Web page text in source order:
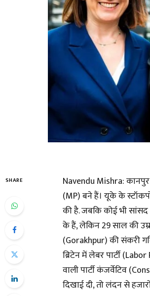
SHARE
Navendu Mishra: कानपुर
(MP) बने हैं। यूके के
की है. जबकि कोई भी
के हैं, लेकिन 29 साल की
(Gorakhpur) की संकरी
ब्रिटेन में लेबर पार्टी
वाली पार्टी कंजर्वेटिव
दिखाई दी, तो लंदन से